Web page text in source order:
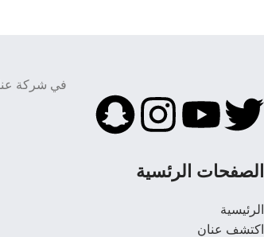
في شركة
الصفحات الرئسية
الرئيسية
اكتشف عنان